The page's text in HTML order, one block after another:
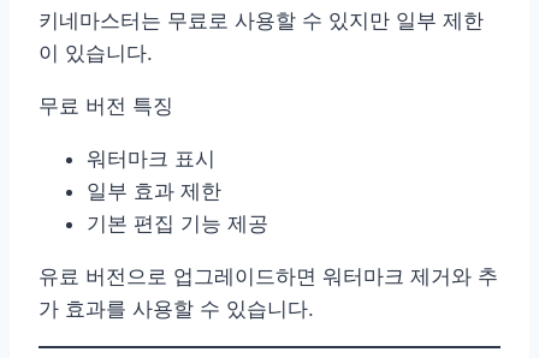
키네마스터는 무료로 사용할 수 있지만 일부 제한
이 있습니다.
무료 버전 특징
워터마크 표시
일부 효과 제한
기본 편집 기능 제공
유료 버전으로 업그레이드하면 워터마크 제거와 추
가 효과를 사용할 수 있습니다.